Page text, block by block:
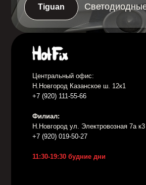
+7 (920) 019-50-27
11:30-19:30 будние дни